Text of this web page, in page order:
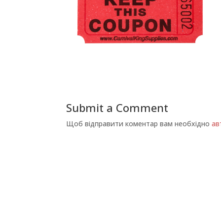
Submit a Comment
Щоб відправити коментар вам необхідно